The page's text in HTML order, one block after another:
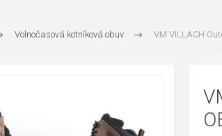
Volnočasová kotníková obuv VM VILLACH